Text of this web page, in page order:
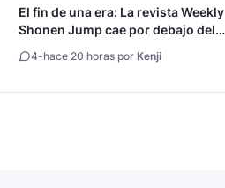
El fin de una era: La revista Weekly
Shonen Jump cae por debajo del
4-hace 20 horas por Kenji